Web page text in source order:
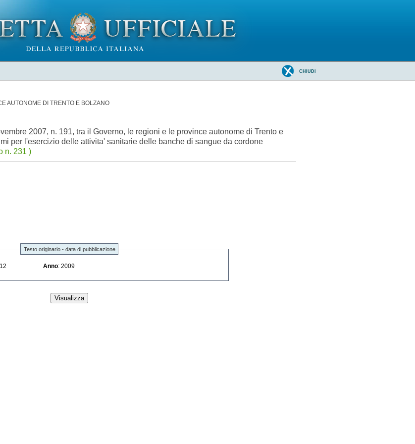
CHIUDI
AUTONOME DI TRENTO E BOLZANO
2007, n. 191, tra il Governo, le regioni e le province autonome di Trento e
per l'esercizio delle attivita' sanitarie delle banche di sangue da cordone
n. 231 )
Testo originario - data di pubblicazione
: 12 Anno : 2009